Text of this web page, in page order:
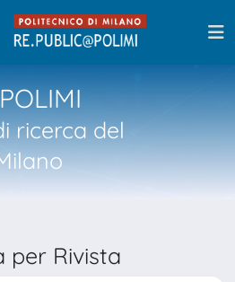
ricerca del
per Rivista